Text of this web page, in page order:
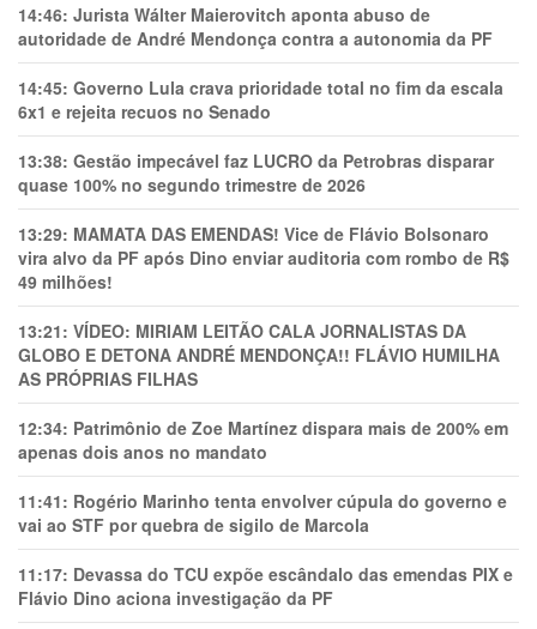
14:46: Jurista Wálter Maierovitch aponta abuso de
autoridade de André Mendonça contra a autonomia da PF
14:45: Governo Lula crava prioridade total no fim da escala
6x1 e rejeita recuos no Senado
13:38: Gestão impecável faz LUCRO da Petrobras disparar
quase 100% no segundo trimestre de 2026
13:29: MAMATA DAS EMENDAS! Vice de Flávio Bolsonaro
vira alvo da PF após Dino enviar auditoria com rombo de R$
49 milhões!
13:21: VÍDEO: MIRIAM LEITÃO CALA JORNALISTAS DA
GLOBO E DETONA ANDRÉ MENDONÇA!! FLÁVIO HUMILHA
AS PRÓPRIAS FILHAS
12:34: Patrimônio de Zoe Martínez dispara mais de 200% em
apenas dois anos no mandato
11:41: Rogério Marinho tenta envolver cúpula do governo e
vai ao STF por quebra de sigilo de Marcola
11:17: Devassa do TCU expõe escândalo das emendas PIX e
Flávio Dino aciona investigação da PF